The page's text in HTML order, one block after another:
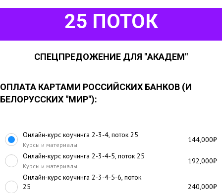
25 ПОТОК
СПЕЦПРЕДОЖЕНИЕ ДЛЯ "АКАДЕМ"
ОПЛАТА КАРТАМИ РОССИЙСКИХ БАНКОВ (И
БЕЛОРУССКИХ "МИР"):